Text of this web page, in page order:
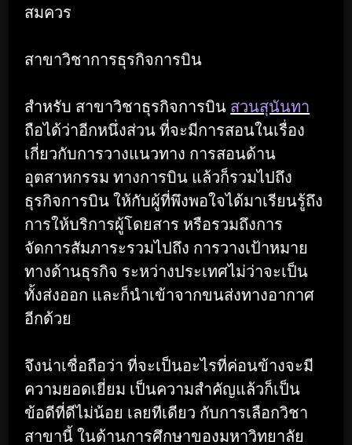
สมควร
สาขาวิชาการธุรกิจการบิน
สำหรับ สาขาวิชาธุรกิจการบิน สวนสุนันทา
ถือได้ว่าอีกหนึ่งส่วน ที่จะมีการสอนในเรื่อง
เกี่ยวกับการวางแนวทาง การสอนด้าน
อุตสาหกรรม ทางการบิน แล้วก็รวมไปถึง
ธุรกิจการบิน ให้กับผู้ที่พึงพอใจได้มาเรียนรู้ถึง
การให้บริการผู้โดยสาร หรือรวมถึงการ
จัดการสัมภาระรวมไปถึง การวางเป้าหมาย
ทางด้านธุรกิจ ระหว่างประเทศไม่ว่าจะเป็น
ทั้งส่งออก และก็นำเข้าจากขนส่งทางอากาศ
อีกด้วย
จึงน่าเชื่อถือว่า ที่จะเป็นอะไรที่ค่อนข้างจะมี
ความยอดเยี่ยม เป็นความสำคัญแล้วก็เป็น
ข้อดีที่ดีไม่น้อย เลยทีเดียว กับการเลือกวิชา
สาขานี้ ในด้านการศึกษาของมหาวิทยาลัย